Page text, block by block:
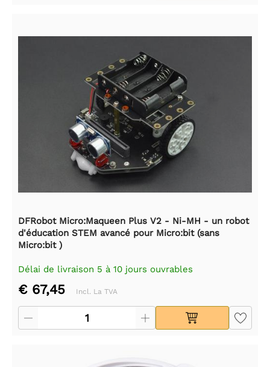
DFRobot Micro:Maqueen Plus V2 - Ni-MH - un robot
d'éducation STEM avancé pour Micro:bit (sans
Micro:bit )
Délai de livraison 5 à 10 jours ouvrables
€ 67,45 Incl. La TVA